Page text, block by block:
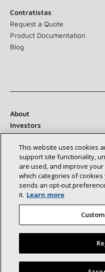
Contratistas
Request a Quote
Product Documentation
Blog
About
Investors
Suppliers
Newsroom
Conéctese con nosotros:
©2026 Lennox
This website uses cookies
support site functionality,
are used, and improve
which categories of
sends an opt‑out
it. Learn more